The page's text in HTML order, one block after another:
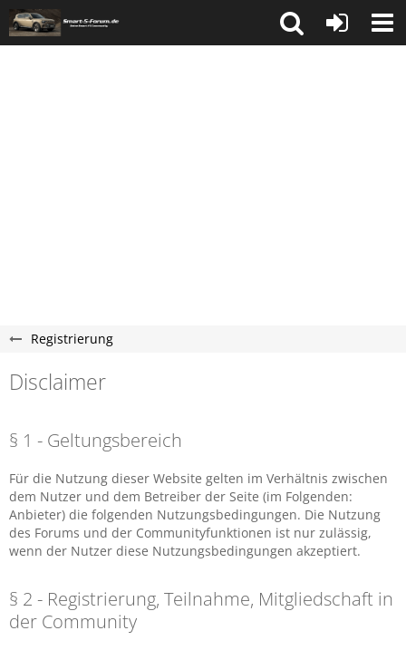
Registrierung
Disclaimer
§ 1 - Geltungsbereich
Für die Nutzung dieser Website gelten im Verhältnis zwischen
dem Nutzer und dem Betreiber der Seite (im Folgenden:
Anbieter) die folgenden Nutzungsbedingungen. Die Nutzung
des Forums und der Communityfunktionen ist nur zulässig,
wenn der Nutzer diese Nutzungsbedingungen akzeptiert.
§ 2 - Registrierung, Teilnahme, Mitgliedschaft in
der Community